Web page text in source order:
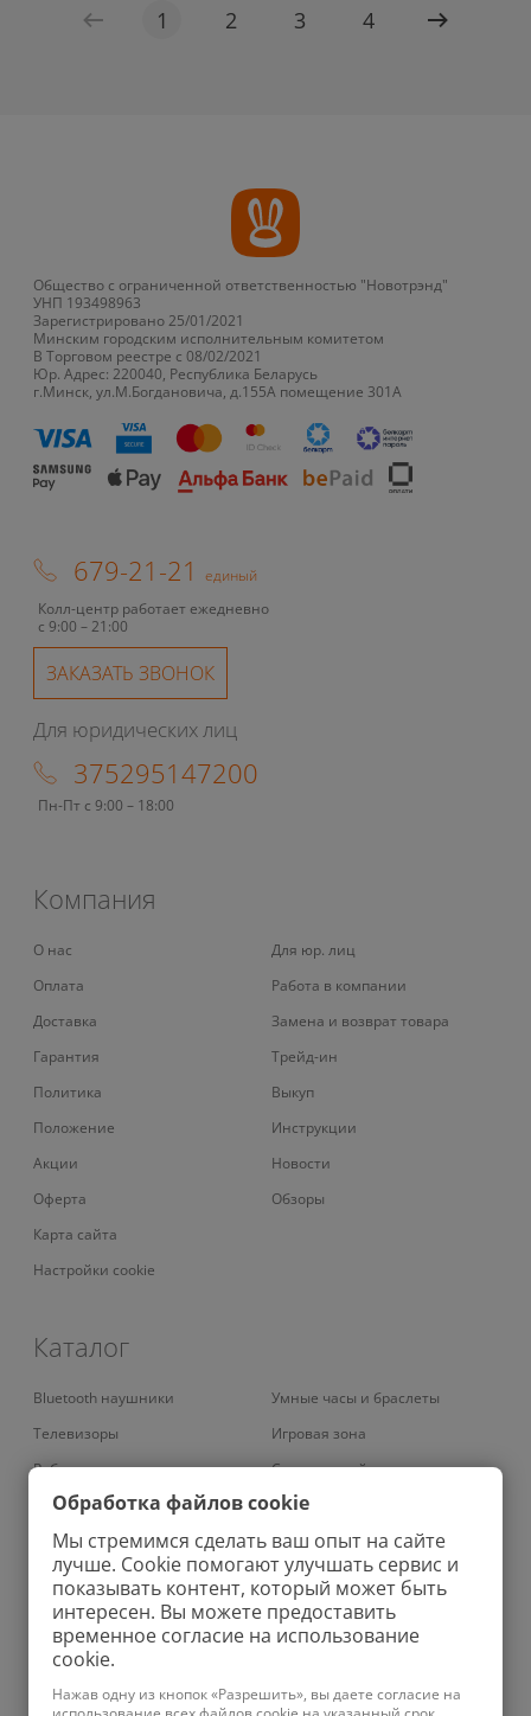
1 2 3 4
Общество с ограниченной ответственностью "Новотрэнд"
УНП 193498963
Зарегистрировано 25/01/2021
Минским городским исполнительным комитетом
В Торговом реестре с 08/02/2021
Юр. Адрес: 220040, Республика Беларусь
г.Минск, ул.М.Богдановича, д.155А помещение 301А
679-21-21
единый
Колл-центр работает ежедневно
с 9:00 – 21:00
ЗАКАЗАТЬ ЗВОНОК
Для юридических лиц
375295147200
Пн-Пт с 9:00 – 18:00
Компания
О нас
Оплата
Доставка
Гарантия
Политика
Положение
Акции
Оферта
Карта сайта
Настройки cookie
Для юр. лиц
Работа в компании
Замена и возврат товара
Трейд-ин
Выкуп
Инструкции
Новости
Обзоры
Каталог
Bluetooth наушники
Телевизоры
Роботы-пылесосы
Умные кондиционеры
Вертикальные пылесосы
Роботы-мойщики окон
Колонки
Проекторы
Умные часы и браслеты
Игровая зона
Смарт-устройства
Умный дом
Аудио
Зубные щетки
Велосипеды
Зарядные устройства
Обработка файлов cookie
Мы стремимся сделать ваш опыт на сайте
лучше. Cookie помогают улучшать сервис и
показывать контент, который может быть
интересен. Вы можете предоставить
временное согласие на использование
cookie.
Нажав одну из кнопок «Разрешить», вы даете согласие на